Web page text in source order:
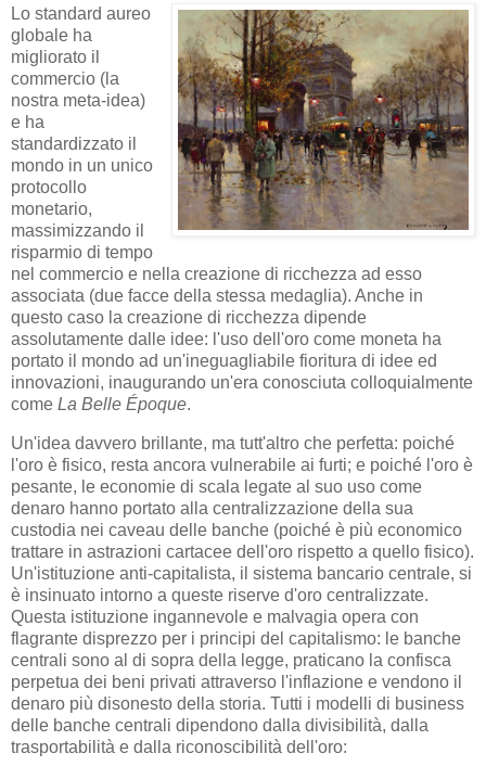
Lo standard aureo
globale ha
migliorato il
commercio (la
nostra meta-idea)
e ha
standardizzato il
mondo in un unico
protocollo
monetario,
massimizzando il
risparmio di tempo
nel commercio e nella creazione di ricchezza ad esso
associata (due facce della stessa medaglia). Anche in
questo caso la creazione di ricchezza dipende
assolutamente dalle idee: l'uso dell'oro come moneta ha
portato il mondo ad un'ineguagliabile fioritura di idee ed
innovazioni, inaugurando un'era conosciuta colloquialmente
come La Belle Époque.
Un'idea davvero brillante, ma tutt'altro che perfetta: poiché
l'oro è fisico, resta ancora vulnerabile ai furti; e poiché l'oro è
pesante, le economie di scala legate al suo uso come
denaro hanno portato alla centralizzazione della sua
custodia nei caveau delle banche (poiché è più economico
trattare in astrazioni cartacee dell'oro rispetto a quello fisico).
Un'istituzione anti-capitalista, il sistema bancario centrale, si
è insinuato intorno a queste riserve d'oro centralizzate.
Questa istituzione ingannevole e malvagia opera con
flagrante disprezzo per i principi del capitalismo: le banche
centrali sono al di sopra della legge, praticano la confisca
perpetua dei beni privati attraverso l'inflazione e vendono il
denaro più disonesto della storia. Tutti i modelli di business
delle banche centrali dipendono dalla divisibilità, dalla
trasportabilità e dalla riconoscibilità dell'oro: